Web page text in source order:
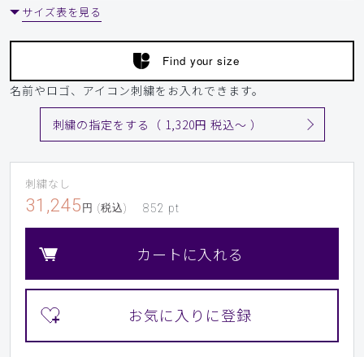
サイズ表を見る
Find your size
名前やロゴ、アイコン刺繍をお入れできます。
刺繍の指定をする（ 1,320円 税込〜 ）
刺繍なし
31,245 円 (税込) 852 pt
カートに入れる